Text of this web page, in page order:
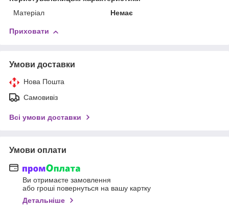
Матеріал
Немає
Приховати
Умови доставки
Нова Пошта
Самовивіз
Всі умови доставки
Умови оплати
Ви отримаєте замовлення
або гроші повернуться на вашу картку
Детальніше